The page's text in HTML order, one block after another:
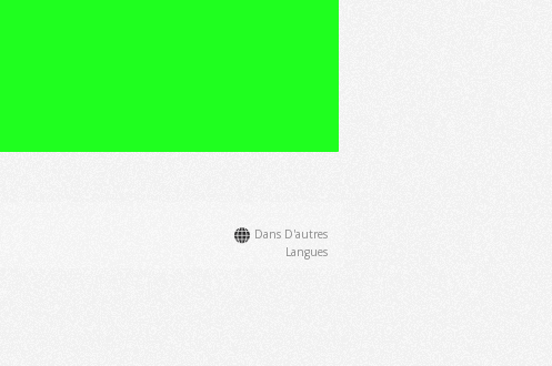
Dans D'autres
Langues